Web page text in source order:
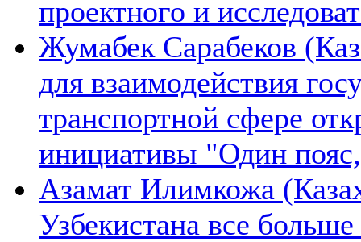
проектного и
Жумабек Сарабеков
для взаимодействия
транспортной сфере
инициативы "Один
Азамат Илимкожа
Узбекистана все